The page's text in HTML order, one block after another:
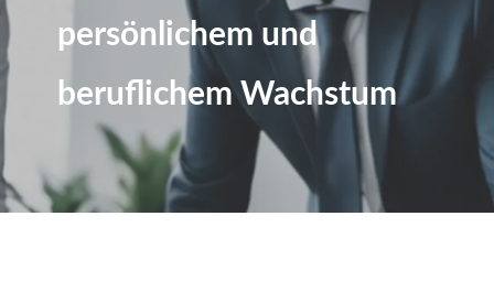
persönlichem und
beruflichem Wachstum